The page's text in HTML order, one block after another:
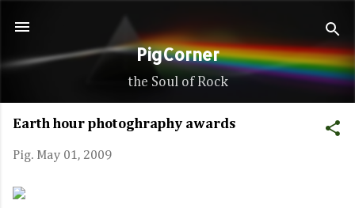
Skip to main content
PigCorner
the Soul of Rock
Earth hour photoghraphy awards
Pig. May 01, 2009